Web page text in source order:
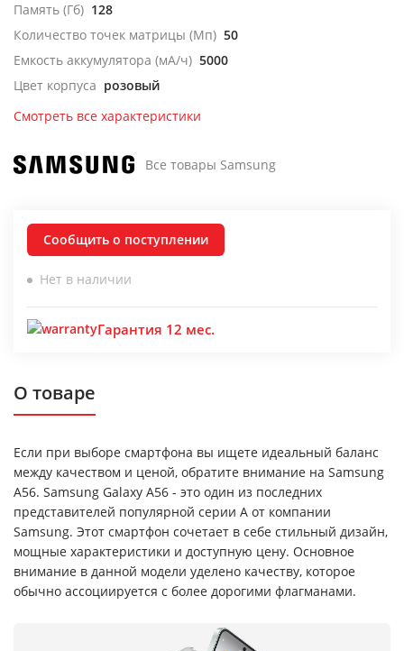
Память (Гб) 128
Количество точек матрицы (Мп) 50
Емкость аккумулятора (мА/ч) 5000
Цвет корпуса розовый
Смотреть все характеристики
Все товары Samsung
Сообщить о поступлении
Нет в наличии
Гарантия 12 мес.
О товаре
Если при выборе смартфона вы ищете идеальный баланс
между качеством и ценой, обратите внимание на Samsung
A56. Samsung Galaxy A56 - это один из последних
представителей популярной серии A от компании
Samsung. Этот смартфон сочетает в себе стильный дизайн,
мощные характеристики и доступную цену. Основное
внимание в данной модели уделено качеству, которое
обычно ассоциируется с более дорогими флагманами.